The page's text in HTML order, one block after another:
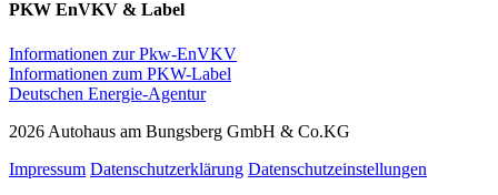
PKW EnVKV & Label
Informationen zur Pkw-EnVKV
Informationen zum PKW-Label
Deutschen Energie-Agentur
2026 Autohaus am Bungsberg GmbH & Co.KG
Impressum Datenschutzerklärung Datenschutzeinstellungen